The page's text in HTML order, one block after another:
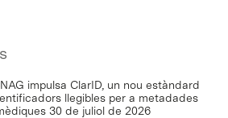
impulsa ClarID, un nou estàndard
llegibles per a metadades
30 de juliol de 2026